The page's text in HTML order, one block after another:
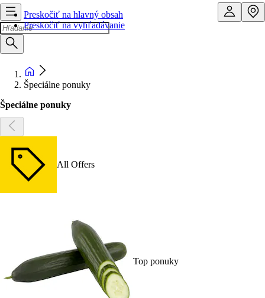
Preskočiť na hlavný obsah
Preskočiť na vyhľadávanie
Špeciálne ponuky
Špeciálne ponuky
All Offers
Top ponuky